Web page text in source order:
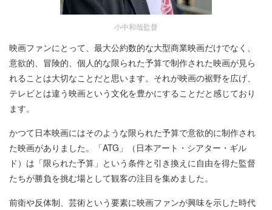
小中和哉監督
映画ファンにとって、最大公約数的な大型商業映画だけでなく、
意欲的、冒険的、個人的な限られた予算で制作された映画が見ら
れることは大切なことだと思います。それが映画の裾野を広げ、
テレビとは違う映画という文化を豊かにすることだと感じており
ます。
かつて日本映画にはそのような限られた予算で意欲的に制作され
た映画がありました。「ATG」（日本アート・シアター・ギル
ド）は「限られた予算」という条件と引き換えに自由を得た監督
たちが勝負を挑む場として観客の注目を集めました。
前衛や反体制、芸術という要素に映画ファンが興味を示した時代